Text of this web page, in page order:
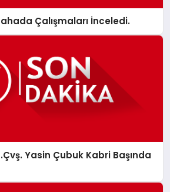
Çalışmaları İnceledi.
Yasin Çubuk Kabri Başında